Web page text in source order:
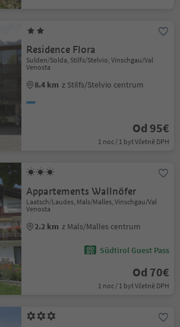
Residence Flora
Sulden/Solda, Stilfs/Stelvio, Vinschgau/Val
Venosta
8.4 km z Stilfs/Stelvio centrum
Od 95€
1 noc / 1 byt Včetně DPH
Appartements Wallnöfer
Laatsch/Laudes, Mals/Malles, Vinschgau/Val
Venosta
2.2 km z Mals/Malles centrum
Südtirol Guest Pass
Od 70€
1 noc / 1 byt Včetně DPH